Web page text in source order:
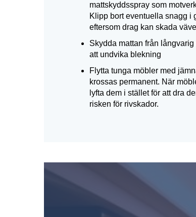
mattskyddsspray som
Klipp bort eventuella snagg i
eftersom drag kan skada
Skydda mattan från
att undvika blekning
Flytta tunga möbler med
krossas permanent. När
lyfta dem i stället för att dra
risken för rivskador.